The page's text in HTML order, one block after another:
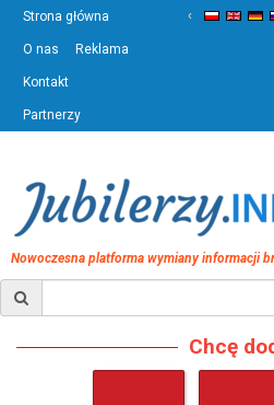
Strona główna
O nas Reklama
Kontakt
Partnerzy
‹
Nowoczesna platforma wymiany informacji
Chcę